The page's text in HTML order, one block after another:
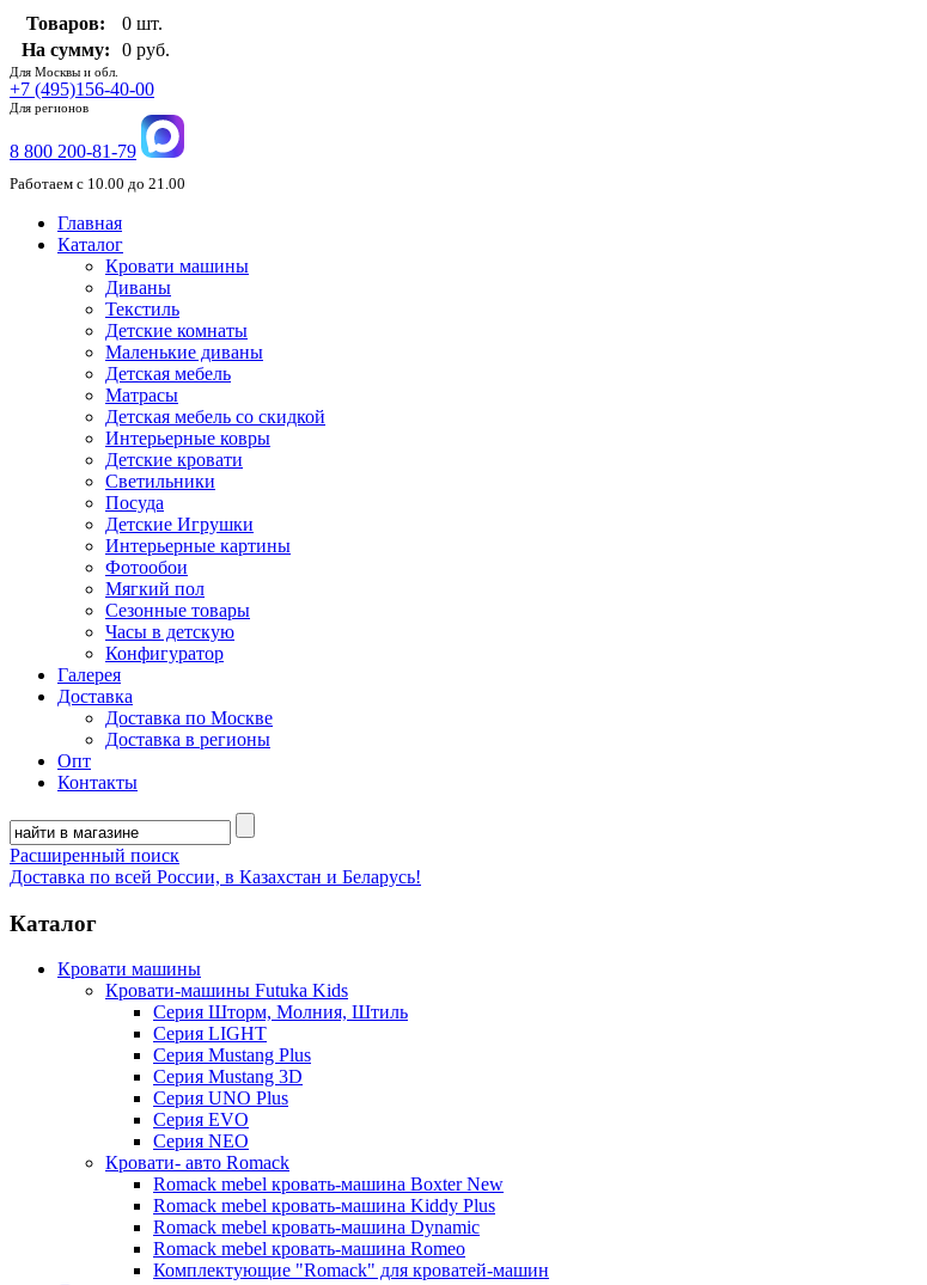
Товаров:
0 шт.
На сумму:
0 руб.
Для Москвы и обл.
+7 (495)156-40-00
Для регионов
8 800 200-81-79
Работаем с 10.00 до 21.00
Главная
Каталог
Кровати машины
Диваны
Текстиль
Детские комнаты
Маленькие диваны
Детская мебель
Матрасы
Детская мебель со скидкой
Интерьерные ковры
Детские кровати
Светильники
Посуда
Детские Игрушки
Интерьерные картины
Фотообои
Мягкий пол
Сезонные товары
Часы в детскую
Конфигуратор
Галерея
Доставка
Доставка по Москве
Доставка в регионы
Опт
Контакты
Расширенный поиск
Доставка по всей России, в Казахстан и Беларусь!
Каталог
Кровати машины
Кровати-машины Futuka Kids
Серия Шторм, Молния, Штиль
Серия LIGHT
Серия Mustang Plus
Серия Mustang 3D
Серия UNO Plus
Серия EVO
Серия NEO
Кровати- авто Romack
Romack mebel кровать-машина Boxter New
Romack mebel кровать-машина Kiddy Plus
Romack mebel кровать-машина Dynamic
Romack mebel кровать-машина Romeo
Комплектующие "Romack" для кроватей-машин